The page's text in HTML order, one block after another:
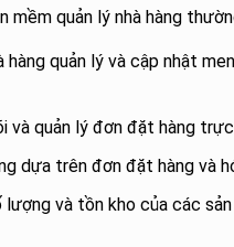
mềm quản lý nhà hàng
hàng quản lý và cập nhật
và quản lý đơn đặt hàng
dựa trên đơn đặt hàng và
và tồn kho của các